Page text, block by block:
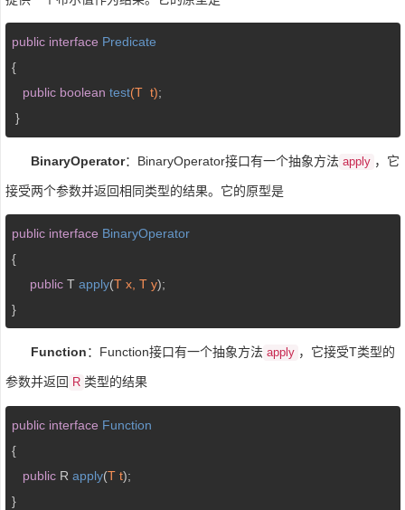
public interface Predicate
{
public boolean test(T  t);
}
BinaryOperator：BinaryOperator接口有一个抽象方法 apply ，它
接受两个参数并返回相同类型的结果。它的原型是
public interface BinaryOperator
{
public T apply(T x, T y);
}
Function：Function接口有一个抽象方法 apply ，它接受T类型的
参数并返回 R 类型的结果
public interface Function
{
public R apply(T t);
}